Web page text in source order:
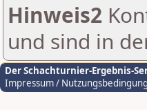
Hinweis2
und sind in
Der Schachturnier-Ergebnis-
Impressum /